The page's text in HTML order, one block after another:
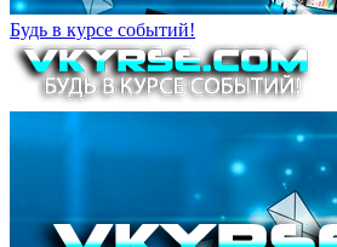
Будь в курсе событий!